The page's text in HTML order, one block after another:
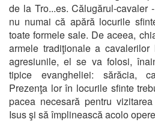
de la Tro...es. Călugărul-cavaler
nu numai că apără locurile
toate formele sale. De aceea,
armele tradiţionale a
agresiunile, el se va folosi,
tipice evangheliei: sărăcia,
Prezenţa lor în locurile sfinte
pacea necesară pentru
Isus şi să împlinească acolo